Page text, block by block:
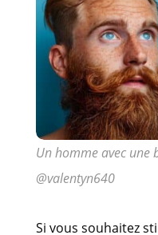
Un homme avec une
@valentyn640
Si vous souhaitez